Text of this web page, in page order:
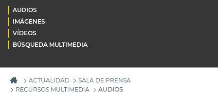
AUDIOS
IMÁGENES
VÍDEOS
BÚSQUEDA MULTIMEDIA
ACTUALIDAD
SALA DE PRENSA
RECURSOS MULTIMEDIA
AUDIOS